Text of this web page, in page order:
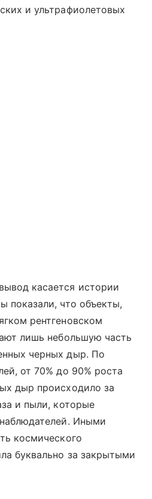
и ультрафиолетовых
касается истории
показали, что объекты,
рентгеновском
лишь небольшую часть
черных дыр. По
от 70% до 90% роста
дыр происходило за
и пыли, которые
Иными
космического
буквально за закрытыми